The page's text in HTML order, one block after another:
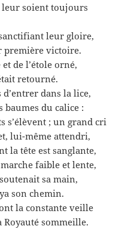
leur soient toujours
leur gloire,
première victoire.
de l’étole orné,
retourné.
dans la lice,
du calice :
s’élèvent ; un grand cri
lui-même attendri,
la tête est sanglante,
faible et lente,
sa main,
son chemin.
la constante veille
Royauté sommeille.